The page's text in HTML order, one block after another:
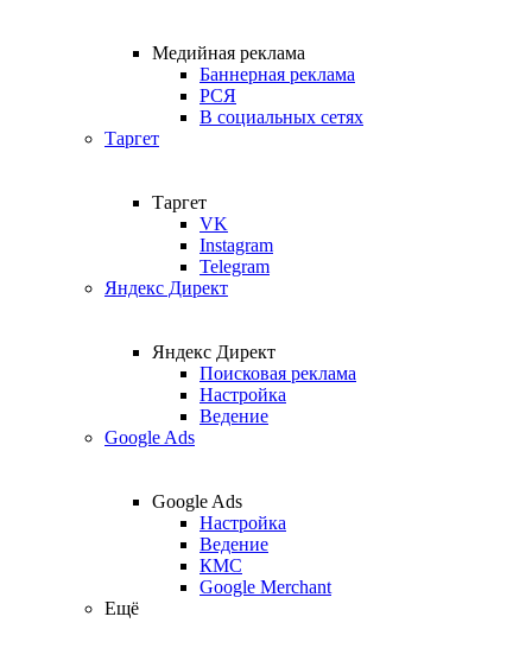
Медийная реклама
Баннерная реклама
РСЯ
В социальных сетях
Таргет
Таргет
VK
Instagram
Telegram
Яндекс Директ
Яндекс Директ
Поисковая реклама
Настройка
Ведение
Google Ads
Google Ads
Настройка
Ведение
КМС
Google Merchant
Ещё